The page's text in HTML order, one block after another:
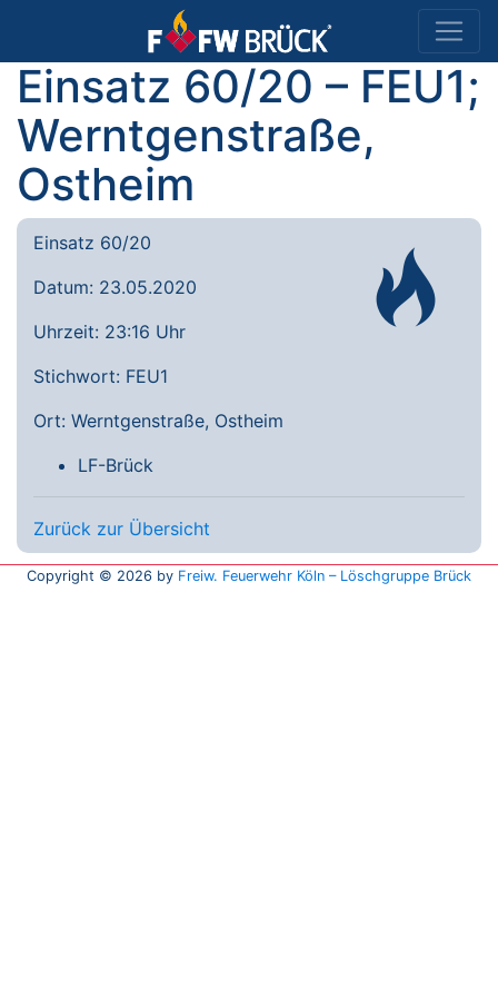
Einsatz 60/20 – FEU1;
Werntgenstraße,
Ostheim
Einsatz 60/20
Datum: 23.05.2020
Uhrzeit: 23:16 Uhr
Stichwort: FEU1
Ort: Werntgenstraße, Ostheim
LF-Brück
Zurück zur Übersicht
Copyright © 2026 by Freiw. Feuerwehr Köln – Löschgruppe Brück